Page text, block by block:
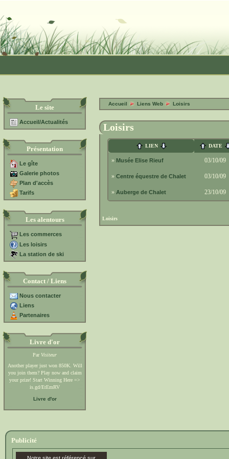
Le site
Accueil/Actualités
Présentation
Le gîte
Galerie photos
Plan d'accès
Tarifs
Les alentours
Les commerces
Les loisirs
La station de ski
Contact / Liens
Nous contacter
Liens
Partenaires
Livre d'or
Par Visiteur
Another player just won 850K. Will
you join them? Play now and claim
your prize! Start Winning Here =>
is.gd/EtEmRV
Livre d'or
Accueil Liens Web Loisirs
Loisirs
LIEN DATE
» Musée Elise Rieuf 03/10/09
» Centre équestre de Chalet 03/10/09
» Auberge de Chalet 23/10/09
Loisirs
Publicité